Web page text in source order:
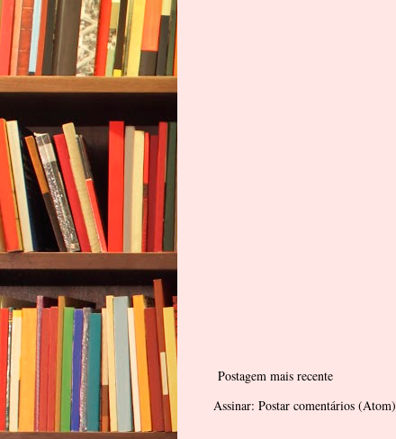
Postagem mais recente
Assinar: Postar comentários (Atom)